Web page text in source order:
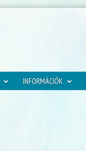
INFORMÁCIÓK